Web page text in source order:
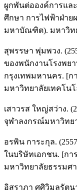
ผูกพันต่อองค์การแล
ศึกษา การไฟฟ้าฝ่า
มหาบัณฑิต). มหาวิท
สุพรรษา พุ่มพวง.
ของพนักงานโรงพย
กรุงเทพมหานคร. [
มหาวิทยาลัยเทคโน
เสาวรส ใหญ่สว่าง.
จุฬาลงกรณ์มหาวิทย
อรพิน การะกุล.
ในบริษัทเอกชน. [ก
มหาวิทยาลัยธรรมศ
อิสราภา ศศิวิมลรัตน